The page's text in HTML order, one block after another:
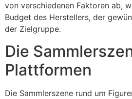
von verschiedenen Faktoren ab,
Budget des Herstellers, der
der Zielgruppe.
Die
Plattformen
Die Sammlerszene rund um